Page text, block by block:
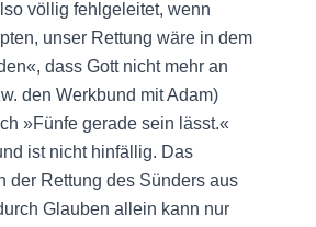
völlig fehlgeleitet, wenn
unser Rettung wäre in dem
dass Gott nicht mehr an
den Werkbund mit Adam)
»Fünfe gerade sein lässt.«
ist nicht hinfällig. Das
der Rettung des Sünders aus
Glauben allein kann nur